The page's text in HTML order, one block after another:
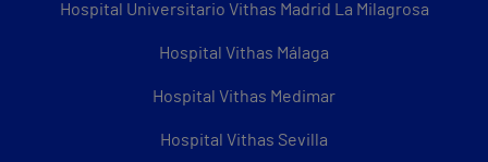
Hospital Universitario Vithas Madrid La Milagrosa
Hospital Vithas Málaga
Hospital Vithas Medimar
Hospital Vithas Sevilla